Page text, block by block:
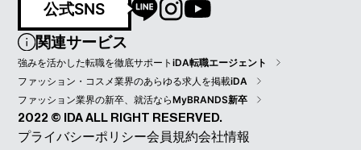
公式SNS
関連サービス
強みを活かした転職を徹底サポートiDA転職エージェント
ファッション・コスメ業界のあらゆる求人を掲載iDA
ファッション業界の新卒、就活ならMyBRANDS新卒
2022 © IDA ALL RIGHT RESERVED.
プライバシーポリシー会員規約会社情報